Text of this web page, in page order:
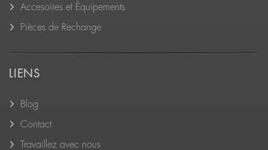
Accesoires et Équipements
Pièces de Rechange
LIENS
Blog
Contact
Travaillez avec nous